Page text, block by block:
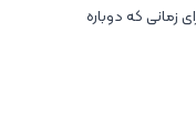
زمانی که دوباره